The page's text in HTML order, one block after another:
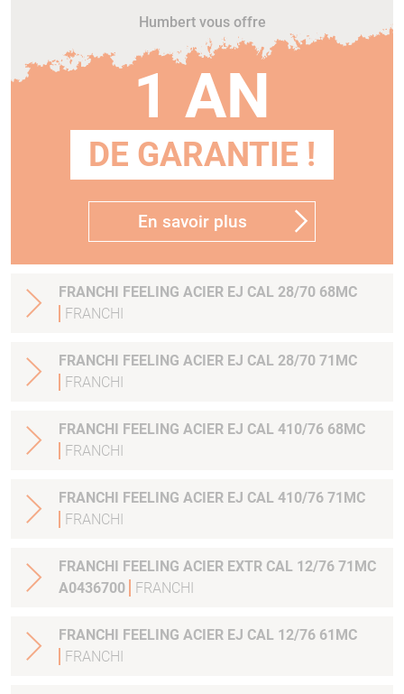
Humbert vous offre
1 AN
DE GARANTIE !
En savoir plus
FRANCHI FEELING ACIER EJ CAL 28/70 68MC
FRANCHI
FRANCHI FEELING ACIER EJ CAL 28/70 71MC
FRANCHI
FRANCHI FEELING ACIER EJ CAL 410/76 68MC
FRANCHI
FRANCHI FEELING ACIER EJ CAL 410/76 71MC
FRANCHI
FRANCHI FEELING ACIER EXTR CAL 12/76 71MC
A0436700
FRANCHI
FRANCHI FEELING ACIER EJ CAL 12/76 61MC
FRANCHI